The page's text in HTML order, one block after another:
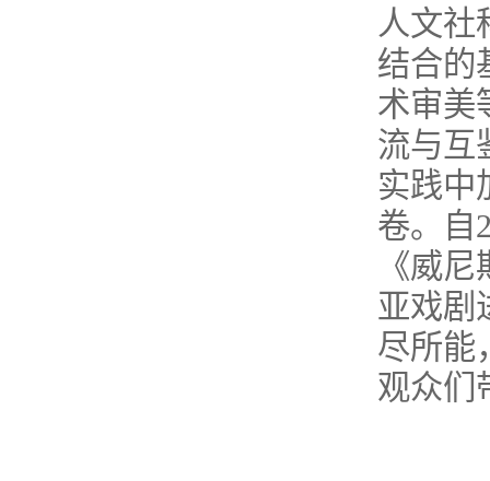
人文社
结合的
术审美
流与互
实践中
卷。自
《威
亚戏剧
尽所能
观众们